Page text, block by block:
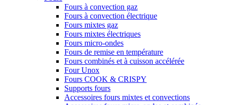
Fours à convection gaz
Fours à convection électrique
Fours mixtes gaz
Fours mixtes électriques
Fours micro-ondes
Fours de remise en température
Fours combinés et à cuisson accélérée
Four Unox
Fours COOK & CRISPY
Supports fours
Accessoires fours mixtes et convections